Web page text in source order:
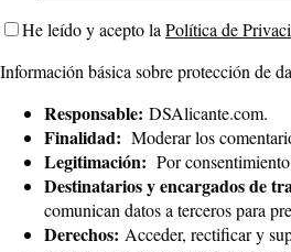
He leído y acepto laPolítica de
Información básica sobre protección de
Responsable: DSAlicante.com.
Finalidad: Moderar los
Legitimación: Por
Destinatarios y encargados de
comunican datos a terceros para
Derechos: Acceder, rectificar y